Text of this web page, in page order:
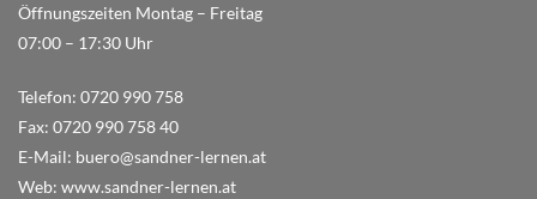
Öffnungszeiten Montag – Freitag
07:00 – 17:30 Uhr
Telefon: 0720 990 758
Fax: 0720 990 758 40
E-Mail: buero@sandner-lernen.at
Web: www.sandner-lernen.at